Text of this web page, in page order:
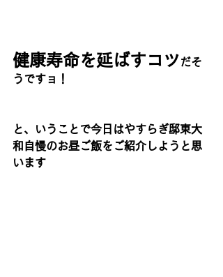
健康寿命を延ばすコツだそ
うですョ！
と、いうことで今日はやすらぎ邸東大
和自慢のお昼ご飯をご紹介しようと思
います